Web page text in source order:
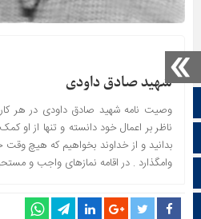
صفحه نخست
آپارات
اینستاگرام
شهید صادق داودی
وصیت نامه شهید صادق داودی در هر
ناظر بر اعمال خود دانسته و تنها از او
بدانید و از خداوند بخواهیم که هیچ
وامگذارد . در اقامه نمازهای واجب و